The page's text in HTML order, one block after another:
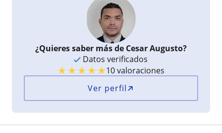
¿Quieres saber más de Cesar Augusto?
Datos verificados
★★★★★10 valoraciones
Ver perfil